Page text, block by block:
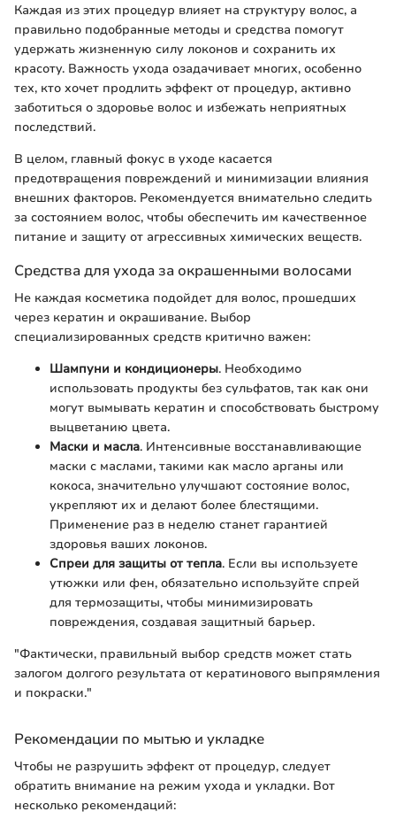
Каждая из этих процедур влияет на структуру волос, а
правильно подобранные методы и средства помогут
удержать жизненную силу локонов и сохранить их
красоту. Важность ухода озадачивает многих, особенно
тех, кто хочет продлить эффект от процедур, активно
заботиться о здоровье волос и избежать неприятных
последствий.
В целом, главный фокус в уходе касается
предотвращения повреждений и минимизации влияния
внешних факторов. Рекомендуется внимательно следить
за состоянием волос, чтобы обеспечить им качественное
питание и защиту от агрессивных химических веществ.
Средства для ухода за окрашенными волосами
Не каждая косметика подойдет для волос, прошедших
через кератин и окрашивание. Выбор
специализированных средств критично важен:
Шампуни и кондиционеры. Необходимо
использовать продукты без сульфатов, так как они
могут вымывать кератин и способствовать быстрому
выцветанию цвета.
Маски и масла. Интенсивные восстанавливающие
маски с маслами, такими как масло арганы или
кокоса, значительно улучшают состояние волос,
укрепляют их и делают более блестящими.
Применение раз в неделю станет гарантией
здоровья ваших локонов.
Спреи для защиты от тепла. Если вы используете
утюжки или фен, обязательно используйте спрей
для термозащиты, чтобы минимизировать
повреждения, создавая защитный барьер.
"Фактически, правильный выбор средств может стать
залогом долгого результата от кератинового выпрямления
и покраски."
Рекомендации по мытью и укладке
Чтобы не разрушить эффект от процедур, следует
обратить внимание на режим ухода и укладки. Вот
несколько рекомендаций: